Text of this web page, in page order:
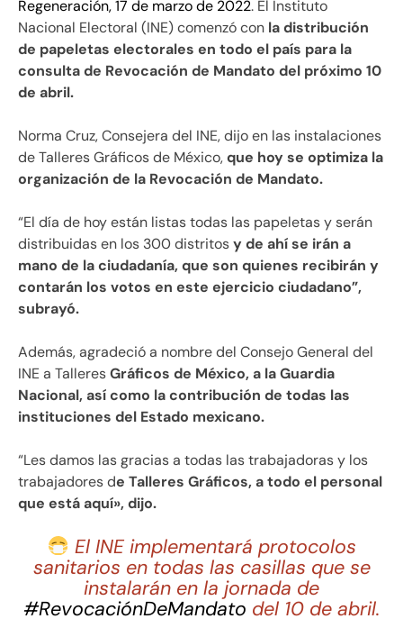
Regeneración, 17 de marzo de 2022. El Instituto
Nacional Electoral (INE) comenzó con la distribución
de papeletas electorales en todo el país para la
consulta de Revocación de Mandato del próximo 10
de abril.
Norma Cruz, Consejera del INE, dijo en las instalaciones
de Talleres Gráficos de México,que hoy se optimiza la
organización de la Revocación de Mandato.
“El día de hoy están listas todas las papeletas y serán
distribuidas en los 300 distritosy de ahí se irán a
mano de la ciudadanía, que son quienes recibirán y
contarán los votos en este ejercicio ciudadano”,
subrayó.
Además, agradeció a nombre del Consejo General del
INE a TalleresGráficos de México, a la Guardia
Nacional, así como la contribución de todas las
instituciones del Estado mexicano.
“Les damos las gracias a todas las trabajadoras y los
trabajadores de Talleres Gráficos, a todo el personal
que está aquí», dijo.
El INE implementará protocolos
sanitarios en todas las casillas que se
instalarán en la jornada de
#RevocaciónDeMandato del 10 de abril.